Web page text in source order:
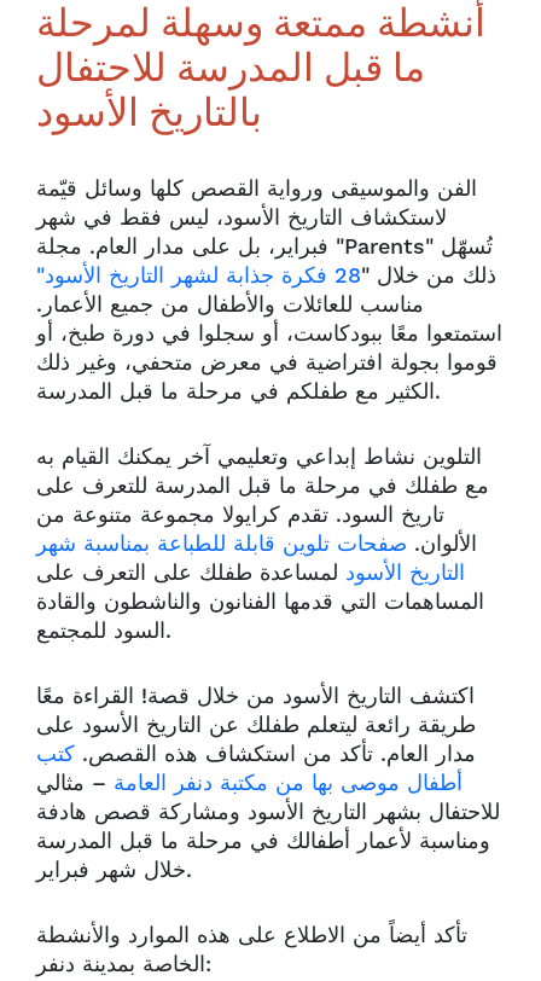
أنشطة ممتعة وسهلة لمرحلة
ما قبل المدرسة للاحتفال
بالتاريخ الأسود
الفن والموسيقى ورواية القصص كلها وسائل قيّمة
لاستكشاف التاريخ الأسود، ليس فقط في شهر
فبراير، بل على مدار العام. مجلة "Parents" تُسهّل
ذلك من خلال "28 فكرة جذابة لشهر التاريخ الأسود"
مناسب للعائلات والأطفال من جميع الأعمار.
استمتعوا معًا ببودكاست، أو سجلوا في دورة طبخ، أو
قوموا بجولة افتراضية في معرض متحفي، وغير ذلك
الكثير مع طفلكم في مرحلة ما قبل المدرسة.
التلوين نشاط إبداعي وتعليمي آخر يمكنك القيام به
مع طفلك في مرحلة ما قبل المدرسة للتعرف على
تاريخ السود. تقدم كرايولا مجموعة متنوعة من
الألوان. صفحات تلوين قابلة للطباعة بمناسبة شهر
التاريخ الأسود لمساعدة طفلك على التعرف على
المساهمات التي قدمها الفنانون والناشطون والقادة
السود للمجتمع.
اكتشف التاريخ الأسود من خلال قصة! القراءة معًا
طريقة رائعة ليتعلم طفلك عن التاريخ الأسود على
مدار العام. تأكد من استكشاف هذه القصص. كتب
أطفال موصى بها من مكتبة دنفر العامة – مثالي
للاحتفال بشهر التاريخ الأسود ومشاركة قصص هادفة
ومناسبة لأعمار أطفالك في مرحلة ما قبل المدرسة
خلال شهر فبراير.
تأكد أيضاً من الاطلاع على هذه الموارد والأنشطة
الخاصة بمدينة دنفر: